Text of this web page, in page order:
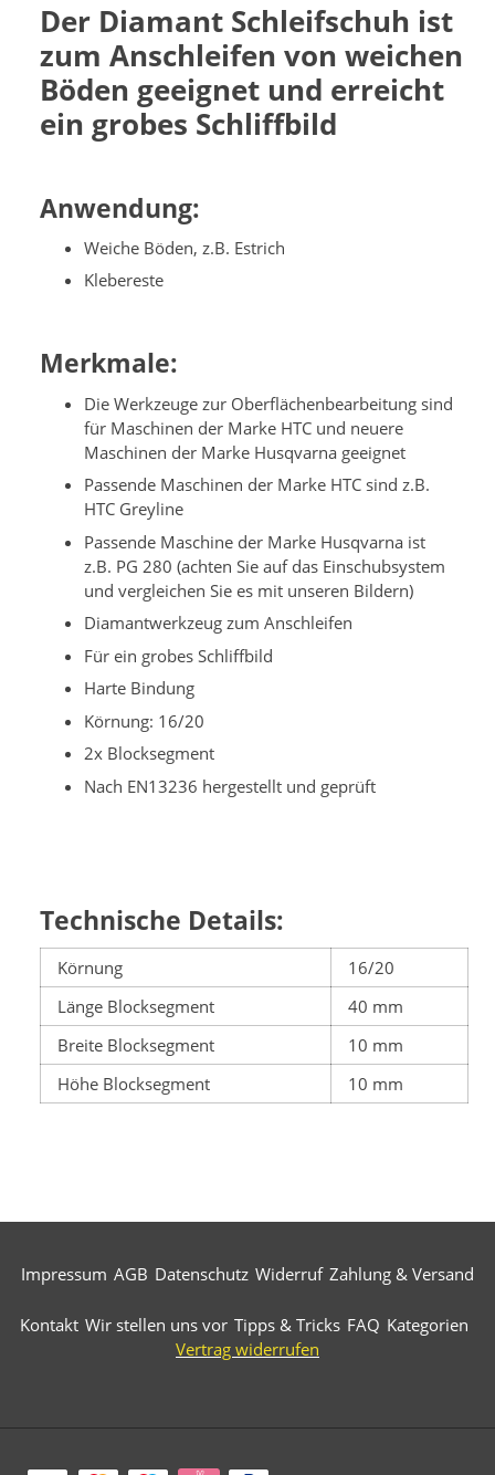
Der Diamant Schleifschuh ist
zum Anschleifen von weichen
Böden geeignet und erreicht
ein grobes Schliffbild
Anwendung:
Weiche Böden, z.B. Estrich
Klebereste
Merkmale:
Die Werkzeuge zur Oberflächenbearbeitung sind
für Maschinen der Marke HTC und neuere
Maschinen der Marke Husqvarna geeignet
Passende Maschinen der Marke HTC sind z.B.
HTC Greyline
Passende Maschine der Marke Husqvarna ist
z.B. PG 280 (achten Sie auf das Einschubsystem
und vergleichen Sie es mit unseren Bildern)
Diamantwerkzeug zum Anschleifen
Für ein grobes Schliffbild
Harte Bindung
Körnung: 16/20
2x Blocksegment
Nach EN13236 hergestellt und geprüft
Technische Details:
Körnung
16/20
Länge Blocksegment
40 mm
Breite Blocksegment
10 mm
Höhe Blocksegment
10 mm
Impressum AGB Datenschutz Widerruf Zahlung & Versand
Kontakt Wir stellen uns vor Tipps & Tricks FAQ Kategorien
Vertrag widerrufen